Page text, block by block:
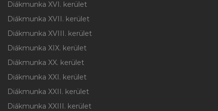
Diákmunka XVI. kerület
Diákmunka XVII. kerület
Diákmunka XVIII. kerület
Diákmunka XIX. kerület
Diákmunka XX. kerület
Diákmunka XXI. kerület
Diákmunka XXII. kerület
Diákmunka XXIII. kerület